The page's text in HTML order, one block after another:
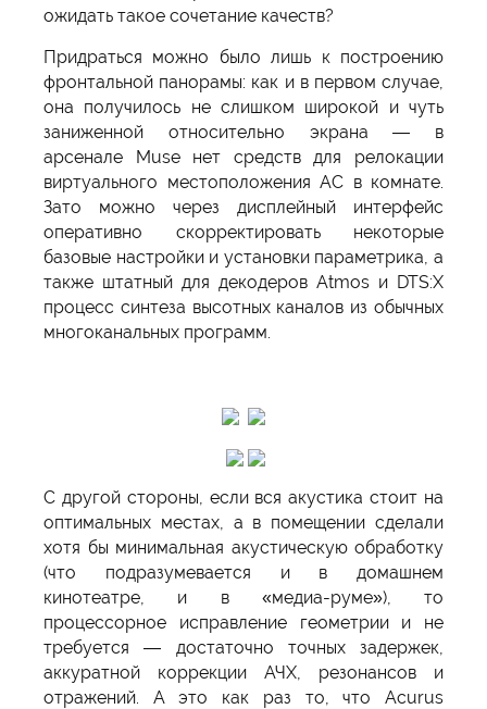
ожидать такое сочетание качеств?
Придраться можно было лишь к построению
фронтальной панорамы: как и в первом случае,
она получилось не слишком широкой и чуть
заниженной относительно экрана — в
арсенале Muse нет средств для релокации
виртуального местоположения АС в комнате.
Зато можно через дисплейный интерфейс
оперативно скорректировать некоторые
базовые настройки и установки параметрика, а
также штатный для декодеров Atmos и DTS:X
процесс синтеза высотных каналов из обычных
многоканальных программ.
С другой стороны, если вся акустика стоит на
оптимальных местах, а в помещении сделали
хотя бы минимальная акустическую обработку
(что подразумевается и в домашнем
кинотеатре, и в «медиа-руме»), то
процессорное исправление геометрии и не
требуется — достаточно точных задержек,
аккуратной коррекции АЧХ, резонансов и
отражений. А это как раз то, что Acurus